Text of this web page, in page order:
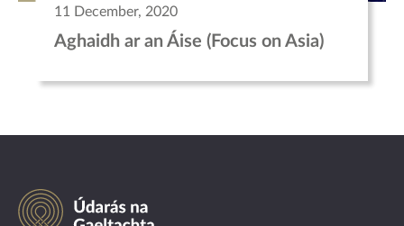
11 December, 2020
Aghaidh ar an Áise (Focus on Asia)
Údarás
na